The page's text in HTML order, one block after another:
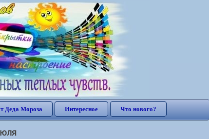
Деда Мороза Интересное Что нового?